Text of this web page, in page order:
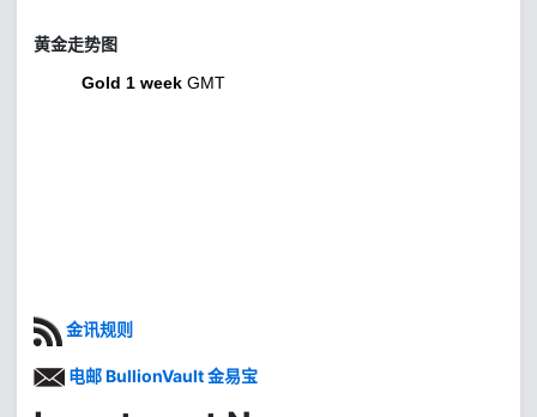
黄金走势图
Gold 1 week GMT
金讯规则
电邮 BullionVault 金易宝